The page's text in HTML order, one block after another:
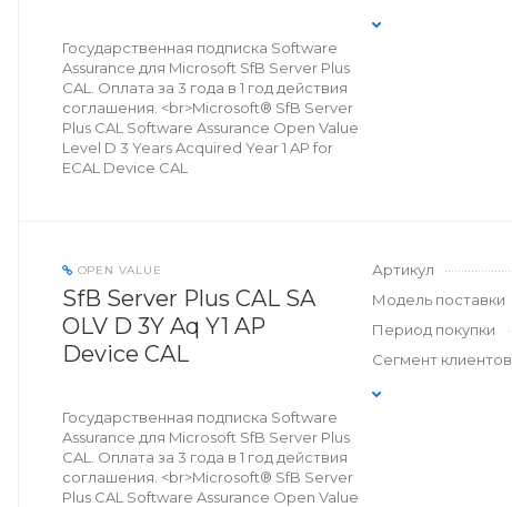
Государственная подписка Software
Assurance для Microsoft SfB Server Plus
CAL. Оплата за 3 года в 1 год действия
соглашения. <br>Microsoft® SfB Server
Plus CAL Software Assurance Open Value
Level D 3 Years Acquired Year 1 AP for
ECAL Device CAL
OPEN VALUE
SfB Server Plus CAL SA
OLV D 3Y Aq Y1 AP
Device CAL
Государственная подписка Software
Assurance для Microsoft SfB Server Plus
CAL. Оплата за 3 года в 1 год действия
соглашения. <br>Microsoft® SfB Server
Plus CAL Software Assurance Open Value
Артикул
Модель поставки
Период покупки
Сегмент клиентов